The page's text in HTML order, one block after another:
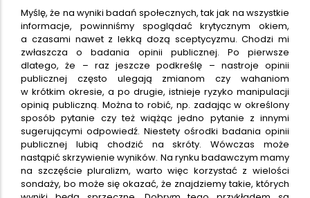
Myślę, że na wyniki badań społecznych, tak jak na wszystkie
informacje, powinniśmy spoglądać krytycznym okiem,
a czasami nawet z lekką dozą sceptycyzmu. Chodzi mi
zwłaszcza o badania opinii publicznej. Po pierwsze
dlatego, że – raz jeszcze podkreślę – nastroje opinii
publicznej często ulegają zmianom czy wahaniom
w krótkim okresie, a po drugie, istnieje ryzyko manipulacji
opinią publiczną. Można to robić, np. zadając w określony
sposób pytanie czy też wiążąc jedno pytanie z innymi
sugerującymi odpowiedź. Niestety ośrodki badania opinii
publicznej lubią chodzić na skróty. Wówczas może
nastąpić skrzywienie wyników. Na rynku badawczym mamy
na szczęście pluralizm, warto więc korzystać z wielości
sondaży, bo może się okazać, że znajdziemy takie, których